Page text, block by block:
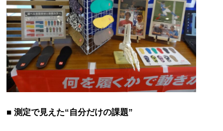
■ 測定で見えた“自分だけの課題”